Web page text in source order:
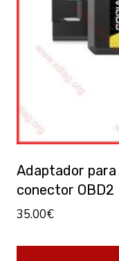
Adaptador para
conector OBD2
35.00€